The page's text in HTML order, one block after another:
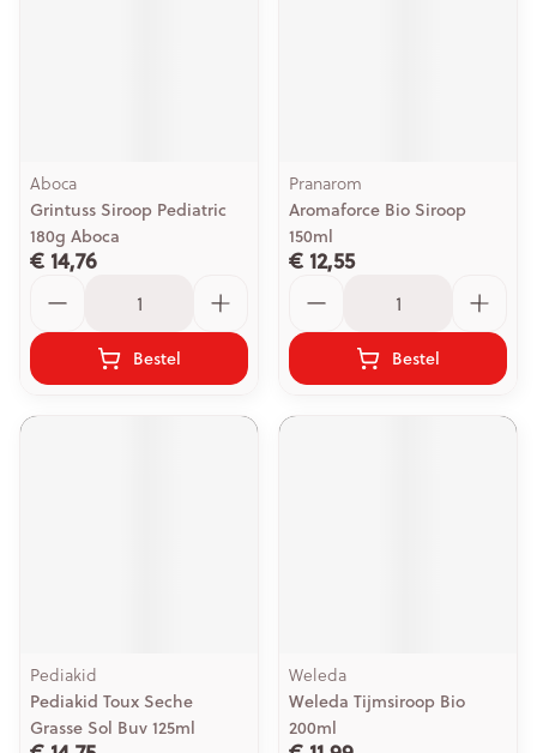
Aboca
Grintuss Siroop Pediatric
180g Aboca
€ 14,76
Bestel
Pranarom
Aromaforce Bio Siroop
150ml
€ 12,55
Bestel
Pediakid
Pediakid Toux Seche
Grasse Sol Buv 125ml
Weleda
Weleda Tijmsiroop Bio
200ml